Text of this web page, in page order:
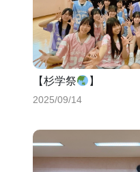
【杉学祭 】
2025/09/14